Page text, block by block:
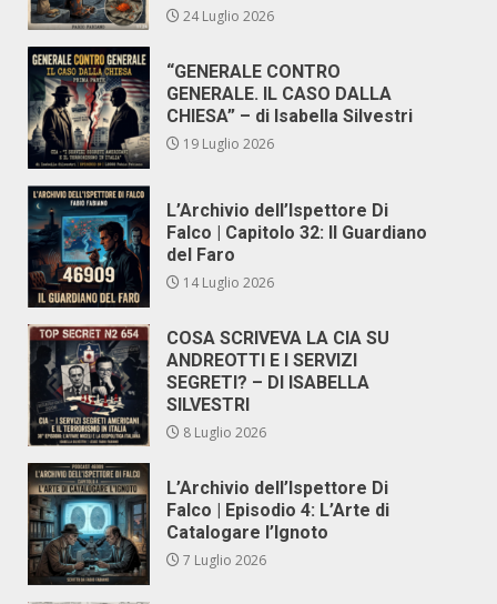
24 Luglio 2026
“GENERALE CONTRO
GENERALE. IL CASO DALLA
CHIESA” – di Isabella Silvestri
19 Luglio 2026
L’Archivio dell’Ispettore Di
Falco | Capitolo 32: Il Guardiano
del Faro
14 Luglio 2026
COSA SCRIVEVA LA CIA SU
ANDREOTTI E I SERVIZI
SEGRETI? – DI ISABELLA
SILVESTRI
8 Luglio 2026
L’Archivio dell’Ispettore Di
Falco | Episodio 4: L’Arte di
Catalogare l’Ignoto
7 Luglio 2026